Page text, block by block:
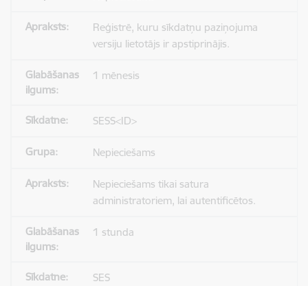
Reģistrē, kuru sīkdatņu paziņojuma
versiju lietotājs ir apstiprinājis.
1 mēnesis
SESS<ID>
Nepieciešams
Nepieciešams tikai satura
administratoriem, lai autentificētos.
1 stunda
SES